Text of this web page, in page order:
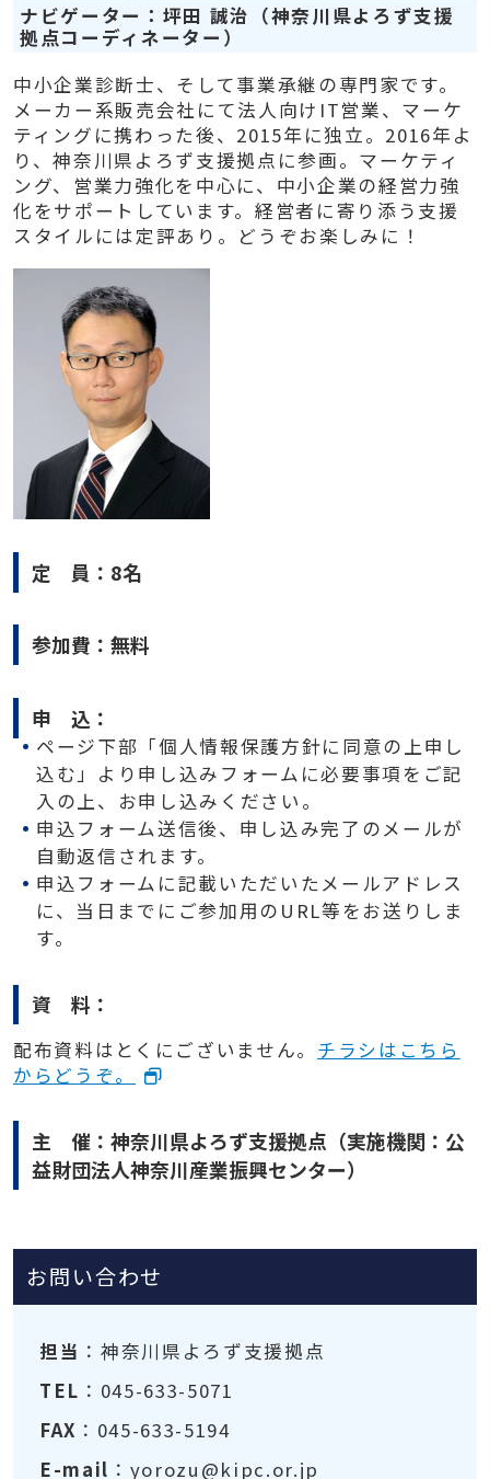
ナビゲーター：坪田 誠治（神奈川県よろず支援
拠点コーディネーター）
中小企業診断士、そして事業承継の専門家です。
メーカー系販売会社にて法人向けIT営業、マーケ
ティングに携わった後、2015年に独立。2016年よ
り、神奈川県よろず支援拠点に参画。マーケティ
ング、営業力強化を中心に、中小企業の経営力強
化をサポートしています。経営者に寄り添う支援
スタイルには定評あり。どうぞお楽しみに！
定 員：8名
参加費：無料
申 込：
ページ下部「個人情報保護方針に同意の上申し
込む」より申し込みフォームに必要事項をご記
入の上、お申し込みください。
申込フォーム送信後、申し込み完了のメールが
自動返信されます。
申込フォームに記載いただいたメールアドレス
に、当日までにご参加用のURL等をお送りしま
す。
資 料：
配布資料はとくにございません。 チラシはこちら
からどうぞ。
主 催：神奈川県よろず支援拠点（実施機関：公
益財団法人神奈川産業振興センター）
お問い合わせ
担当 ：神奈川県よろず支援拠点
TEL ：045-633-5071
FAX ：045-633-5194
E-mail ：yorozu@kipc.or.jp